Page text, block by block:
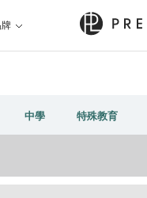
中學 特殊教育